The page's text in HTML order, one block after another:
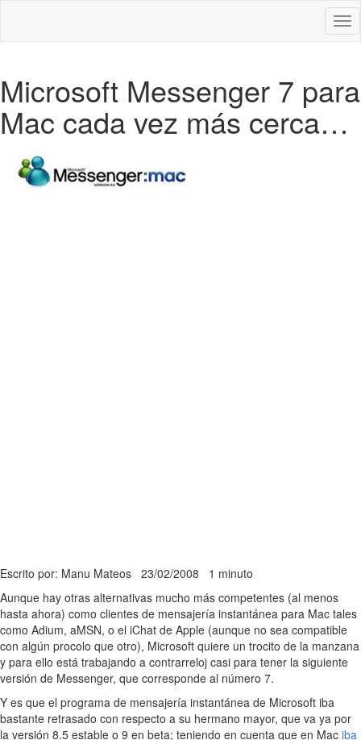
Microsoft Messenger 7 para
Mac cada vez más cerca…
Escrito por: Manu Mateos 23/02/2008 1 minuto
Aunque hay otras alternativas mucho más competentes (al menos
hasta ahora) como clientes de mensajería instantánea para Mac tales
como Adium, aMSN, o el iChat de Apple (aunque no sea compatible
con algún procolo que otro), Microsoft quiere un trocito de la manzana
y para ello está trabajando a contrarreloj casi para tener la siguiente
versión de Messenger, que corresponde al número 7.
Y es que el programa de mensajería instantánea de Microsoft iba
bastante retrasado con respecto a su hermano mayor, que va ya por
la versión 8.5 estable o 9 en beta; teniendo en cuenta que en Mac iba